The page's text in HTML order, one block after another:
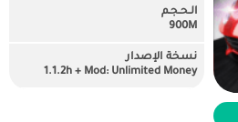
الـحـجـم
900M
نسخة الإصدار
1.1.2h + Mod: Unlimited Money